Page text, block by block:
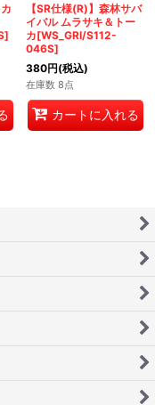
【SR仕様(R)】森林サバ
イバル ムラサキ＆トー
カ[WS_GRI/S112-
046S]
380円(税込)
在庫数 8点
カートに入れる